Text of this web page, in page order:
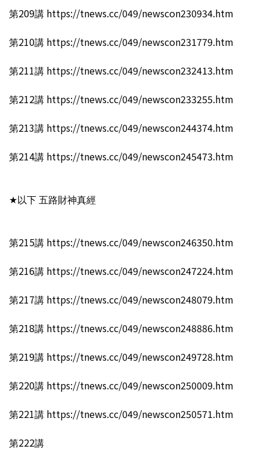
第209講 https://tnews.cc/049/newscon230934.htm
第210講 https://tnews.cc/049/newscon231779.htm
第211講 https://tnews.cc/049/newscon232413.htm
第212講 https://tnews.cc/049/newscon233255.htm
第213講 https://tnews.cc/049/newscon244374.htm
第214講 https://tnews.cc/049/newscon245473.htm
★以下 五路財神真經
第215講 https://tnews.cc/049/newscon246350.htm
第216講 https://tnews.cc/049/newscon247224.htm
第217講 https://tnews.cc/049/newscon248079.htm
第218講 https://tnews.cc/049/newscon248886.htm
第219講 https://tnews.cc/049/newscon249728.htm
第220講 https://tnews.cc/049/newscon250009.htm
第221講 https://tnews.cc/049/newscon250571.htm
第222講